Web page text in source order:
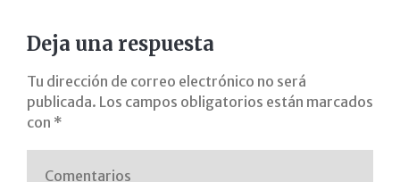
y-
refuerzo-
bellas-
artes-
Deja una respuesta
Tu dirección de correo electrónico no será
publicada. Los campos obligatorios están marcados
con *